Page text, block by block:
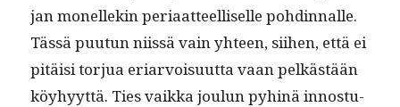
jan mon­ellekin peri­aat­teel­liselle pohdin­nalle.
Tässä puu­tun niis­sä vain yhteen, siihen, että ei
pitäisi tor­jua eri­ar­voisu­ut­ta vaan pelkästään
köy­hyyt­tä. Ties vaik­ka joulun pyhinä innos­tu­